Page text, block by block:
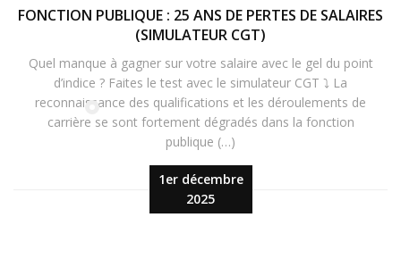
1er décembre
2025
FONCTION PUBLIQUE : 25 ANS DE PERTES DE SALAIRES
(SIMULATEUR CGT)
Quel manque à gagner sur votre salaire avec le gel du point
d’indice ? Faites le test avec le simulateur CGT ⤵️ La
reconnaissance des qualifications et les déroulements de
carrière se sont fortement dégradés dans la fonction
publique (…)